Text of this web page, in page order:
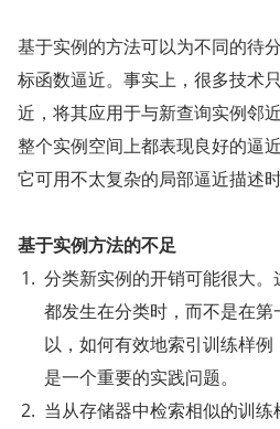
基于实例的方法可以为不同的待
标函数逼近。事实上，很多技术
近，将其应用于与新查询实例邻
整个实例空间上都表现良好的逼
它可用不太复杂的局部逼近描述
基于实例方法的不足
分类新实例的开销可能很大
都发生在分类时，而不是在
以，如何有效地索引训练样
是一个重要的实践问题。
当从存储器中检索相似的训